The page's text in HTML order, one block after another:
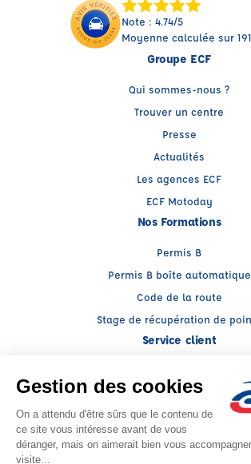
Note : 4.74/5
Moyenne calculée sur
Groupe ECF
Qui sommes-nous ?
Trouver un centre
Presse
Actualités
Les agences ECF
ECF Motoday
Nos Formations
Permis B
Permis B boîte automatique
Code de la route
Stage de récupération de
Service client
My ECF
Conseils